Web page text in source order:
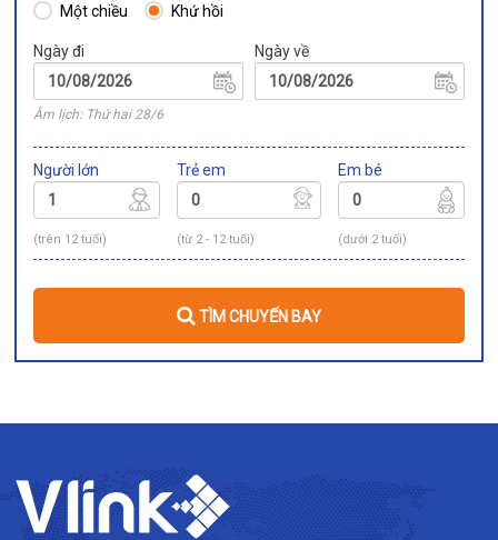
Một chiều Khứ hồi
Ngày đi
Âm lịch: Thứ hai 28/6
Ngày về
Người lớn
(trên 12 tuổi)
Trẻ em
(từ 2 - 12 tuổi)
Em bé
(dưới 2 tuổi)
TÌM CHUYẾN BAY